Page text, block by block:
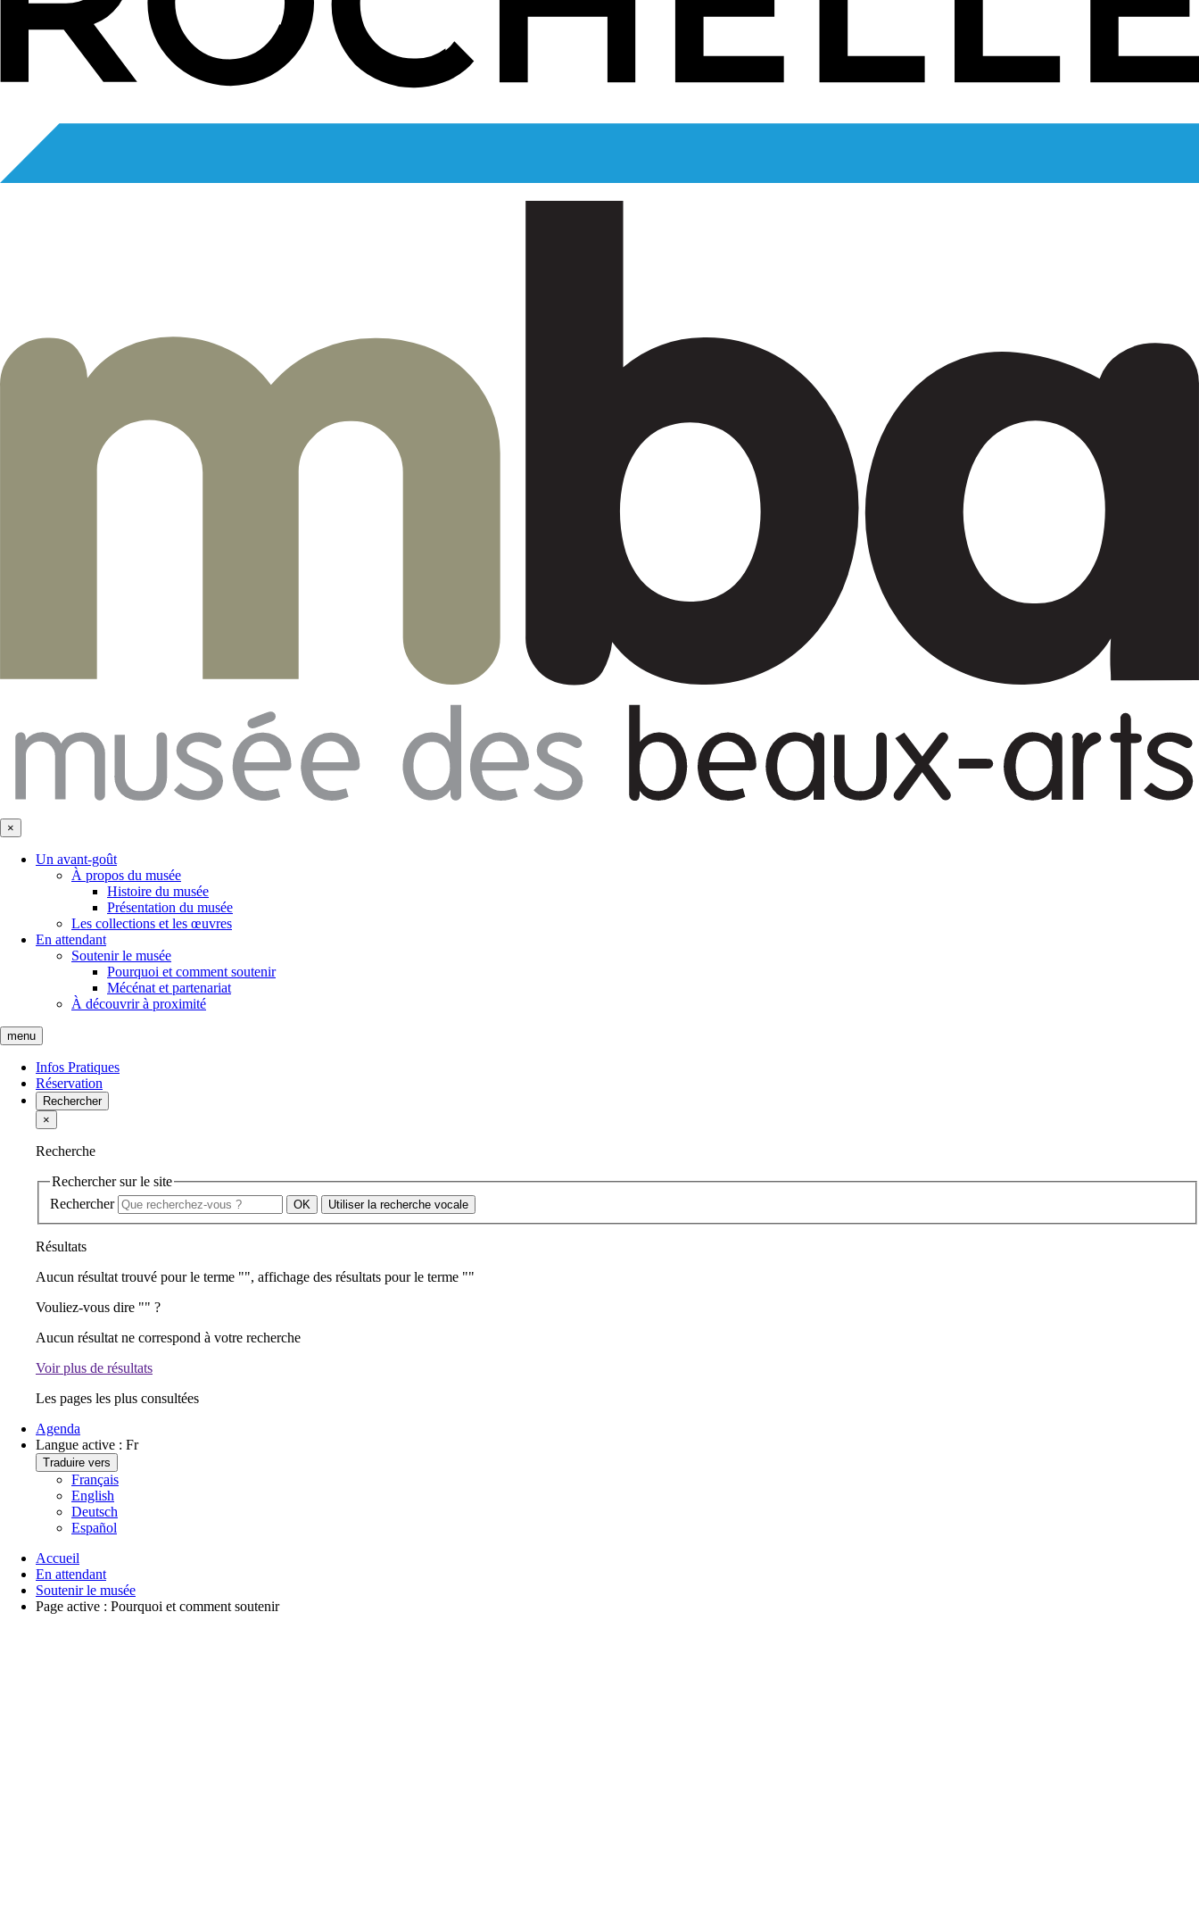
×
Un avant-goût
À propos du musée
Histoire du musée
Présentation du musée
Les collections et les œuvres
En attendant
Soutenir le musée
Pourquoi et comment soutenir
Mécénat et partenariat
À découvrir à proximité
menu
Infos Pratiques
Réservation
Rechercher
×
Recherche
Rechercher sur le site
Rechercher
Utiliser la recherche vocale
Résultats
Aucun résultat trouvé pour le terme "", affichage des résultats pour le terme ""
Vouliez-vous dire "" ?
Aucun résultat ne correspond à votre recherche
Voir plus de résultats
Les pages les plus consultées
Agenda
Langue active : Fr
Traduire vers
Français
English
Deutsch
Español
Accueil
En attendant
Soutenir le musée
Page active : Pourquoi et comment soutenir